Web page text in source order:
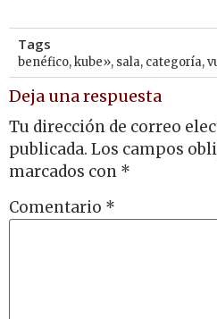
Tags
benéfico,kube», sala, categoría,
Deja una respuesta
Tu dirección de correo
publicada. Los campos
marcados con *
Comentario *